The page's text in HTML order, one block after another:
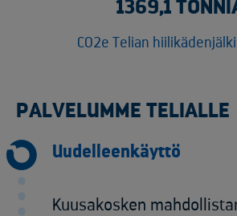
1369,1
CO2e Telian
PALVELUMME TELIALLE
Uudelleenkäyttö
Kuusakosken